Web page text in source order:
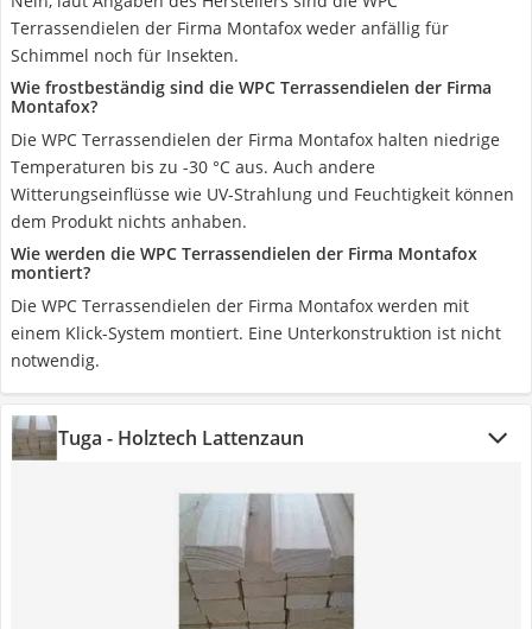
Terrassendielen der Firma Montafox weder anfällig für
Schimmel noch für Insekten.
Wie frostbeständig sind die WPC Terrassendielen der Firma
Montafox?
Die WPC Terrassendielen der Firma Montafox halten niedrige
Temperaturen bis zu -30 °C aus. Auch andere
Witterungseinflüsse wie UV-Strahlung und Feuchtigkeit können
dem Produkt nichts anhaben.
Wie werden die WPC Terrassendielen der Firma Montafox
montiert?
Die WPC Terrassendielen der Firma Montafox werden mit
einem Klick-System montiert. Eine Unterkonstruktion ist nicht
notwendig.
Tuga - Holztech Lattenzaun